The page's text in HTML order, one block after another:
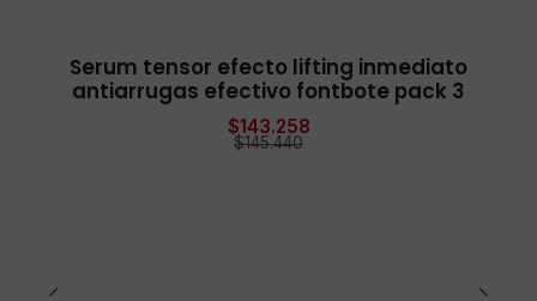
-2% OFF
Serum tensor efecto lifting inmediato
antiarrugas efectivo fontbote pack 3
$143.258
$145.440